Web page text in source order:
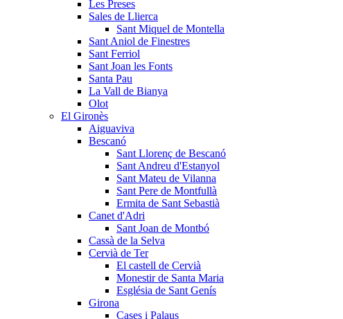
Les Preses
Sales de Llierca
Sant Miquel de Montella
Sant Aniol de Finestres
Sant Ferriol
Sant Joan les Fonts
Santa Pau
La Vall de Bianya
Olot
El Gironès
Aiguaviva
Bescanó
Sant Llorenç de Bescanó
Sant Andreu d'Estanyol
Sant Mateu de Vilanna
Sant Pere de Montfullà
Ermita de Sant Sebastià
Canet d'Adri
Sant Joan de Montbó
Cassà de la Selva
Cervià de Ter
El castell de Cervià
Monestir de Santa Maria
Església de Sant Genís
Girona
Cases i Palaus